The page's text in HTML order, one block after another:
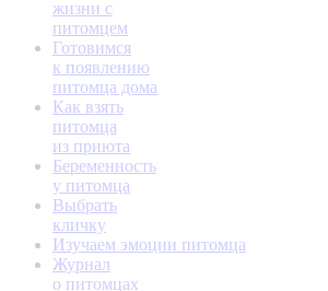
жизни с
питомцем
Готовимся
к появлению
питомца дома
Как взять
питомца
из приюта
Беременность
у питомца
Выбрать
кличку
Изучаем эмоции питомца
Журнал
о питомцах